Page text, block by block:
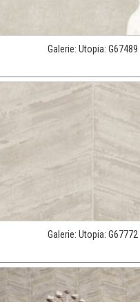
Galerie: Utopia: G67489
Galerie: Utopia: G67772